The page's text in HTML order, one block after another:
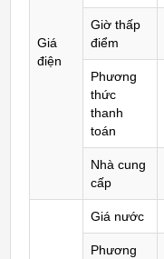
Giá
điện
Giờ thấp
điểm
Phương
thức
thanh
toán
Nhà cung
cấp
Giá nước
Phương